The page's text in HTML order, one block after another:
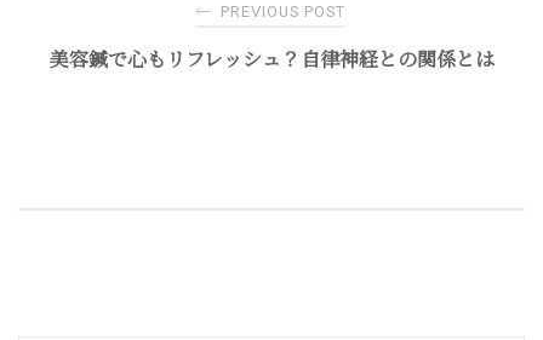
← PREVIOUS POST
美容鍼で心もリフレッシュ？自律神経との関係とは